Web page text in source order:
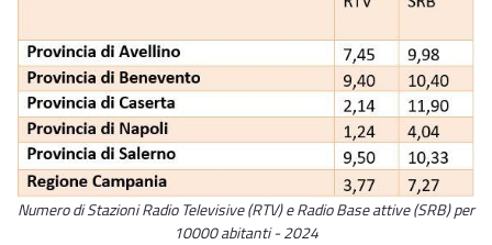
Numero di Stazioni Radio Televisive (RTV) e Radio Base attive (SRB) per
10000 abitanti - 2024